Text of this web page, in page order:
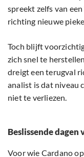
spreekt zelfs van
richting nieuwe
Toch blijft
zich snel te
dreigt een terugval
analist is dat niveau
niet te verliezen.
Beslissende dagen
Voor wie Cardano